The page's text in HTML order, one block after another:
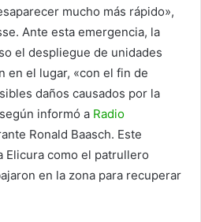
mucho más rápido»,
Ante esta emergencia, la
el despliegue de unidades
en el lugar, «con el fin de
daños causados por la
informó a Radio
Ronald Baasch. Este
Elicura como el patrullero
en la zona para recuperar